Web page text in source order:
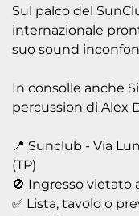
Sul palco del
internazionale
suo sound
In consolle anche
percussion di Alex
📍 Sunclub - Via
(TP)
🚫 Ingresso vietato
✅ Lista, tavolo o